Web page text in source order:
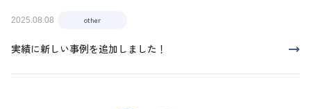
2025.08.08 other
実績に新しい事例を追加しました！